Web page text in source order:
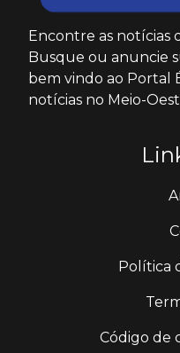
Encontre as notícias
Busque ou anuncie
bem vindo ao Portal
notícias no Meio-
Política
Código de